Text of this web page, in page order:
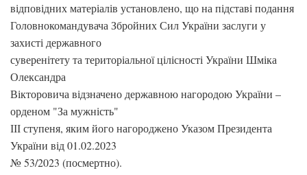
відповідних матеріалів установлено, що на підставі подання
Головнокомандувача Збройних Сил України заслуги у
захисті державного
суверенітету та територіальної цілісності України Шміка
Олександра
Вікторовича відзначено державною нагородою України –
орденом "За мужність"
ІІІ ступеня, яким його нагороджено Указом Президента
України від 01.02.2023
№ 53/2023 (посмертно).